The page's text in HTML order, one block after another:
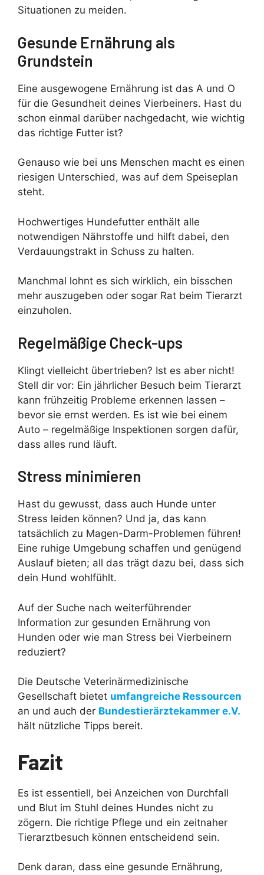
Situationen zu meiden.
Gesunde Ernährung als
Grundstein
Eine ausgewogene Ernährung ist das A und O
für die Gesundheit deines Vierbeiners. Hast du
schon einmal darüber nachgedacht, wie wichtig
das richtige Futter ist?
Genauso wie bei uns Menschen macht es einen
riesigen Unterschied, was auf dem Speiseplan
steht.
Hochwertiges Hundefutter enthält alle
notwendigen Nährstoffe und hilft dabei, den
Verdauungstrakt in Schuss zu halten.
Manchmal lohnt es sich wirklich, ein bisschen
mehr auszugeben oder sogar Rat beim Tierarzt
einzuholen.
Regelmäßige Check-ups
Klingt vielleicht übertrieben? Ist es aber nicht!
Stell dir vor: Ein jährlicher Besuch beim Tierarzt
kann frühzeitig Probleme erkennen lassen –
bevor sie ernst werden. Es ist wie bei einem
Auto – regelmäßige Inspektionen sorgen dafür,
dass alles rund läuft.
Stress minimieren
Hast du gewusst, dass auch Hunde unter
Stress leiden können? Und ja, das kann
tatsächlich zu Magen-Darm-Problemen führen!
Eine ruhige Umgebung schaffen und genügend
Auslauf bieten; all das trägt dazu bei, dass sich
dein Hund wohlfühlt.
Auf der Suche nach weiterführender
Information zur gesunden Ernährung von
Hunden oder wie man Stress bei Vierbeinern
reduziert?
Die Deutsche Veterinärmedizinische
Gesellschaft bietet umfangreiche Ressourcen
an und auch der Bundestierärztekammer e.V.
hält nützliche Tipps bereit.
Fazit
Es ist essentiell, bei Anzeichen von Durchfall
und Blut im Stuhl deines Hundes nicht zu
zögern. Die richtige Pflege und ein zeitnaher
Tierarztbesuch können entscheidend sein.
Denk daran, dass eine gesunde Ernährung,